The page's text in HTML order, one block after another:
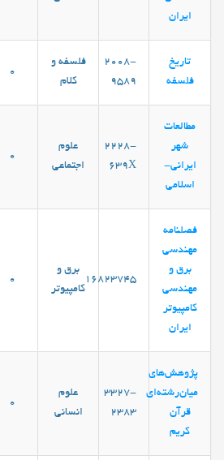
ایران
تاریخ
فلسفه
2008-
9589
فلسفه و
کلام
0
مطالعات
شهر
ایرانی-
اسلامی
2228-
639X
علوم
اجتماعی
0
فصلنامه
مهندسی
برق و
مهندسی
کامپيوتر
ايران
16823745
برق و
کامپیوتر
0
پژوهش‌های
میان‌رشته‌ای
قرآن
کریم
3327-
2383
علوم
انساني
0